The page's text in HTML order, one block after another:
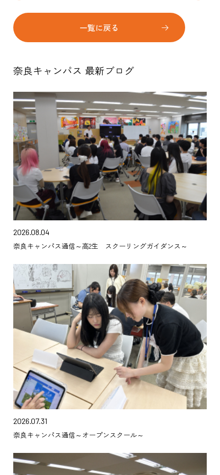
一覧に戻る
奈良キャンパス 最新ブログ
2026.08.04
奈良キャンパス通信～高2生 スクーリングガイダンス～
2026.07.31
奈良キャンパス通信～オープンスクール～